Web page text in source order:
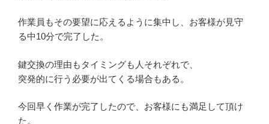
作業員もその要望に応えるように集中し、お客様が見守
る中10分で完了した。
鍵交換の理由もタイミングも人それぞれで、
突発的に行う必要が出てくる場合もある。
今回早く作業が完了したので、お客様にも満足して頂け
た。